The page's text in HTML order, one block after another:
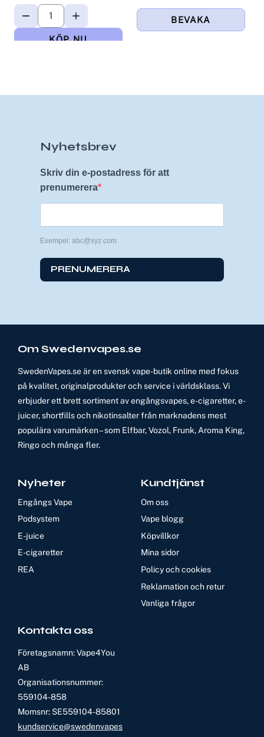
Nyhetsbrev
Skriv din e-postadress för att
prenumerera
Exempel: abc@xyz.com
PRENUMERERA
Om Swedenvapes.se
SwedenVapes.se är en svensk vape-butik online med fokus
på kvalitet, originalprodukter och service i världsklass. Vi
erbjuder ett brett sortiment av engångsvapes, e-cigaretter, e-
juicer, shortfills och nikotinsalter från marknadens mest
populära varumärken – som Elfbar, Vozol, Frunk, Aroma King,
Ringo och många fler.
Nyheter
Engångs Vape
Podsystem
E-juice
E-cigaretter
REA
Kundtjänst
Om oss
Vape blogg
Köpvillkor
Mina sidor
Policy och cookies
Reklamation och retur
Vanliga frågor
Kontakta oss
Företagsnamn: Vape4You
AB
Organisationsnummer:
559104-858
Momsnr: SE559104-85801
kundservice@swedenvapes